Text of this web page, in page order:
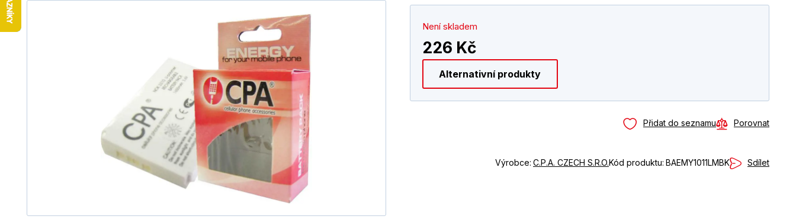
Není skladem
226 Kč
Alternativní produkty
Přidat do seznamu Porovnat
Výrobce: C.P.A. CZECH S.R.O.Kód produktu: BAEMY1011LMBK Sdílet